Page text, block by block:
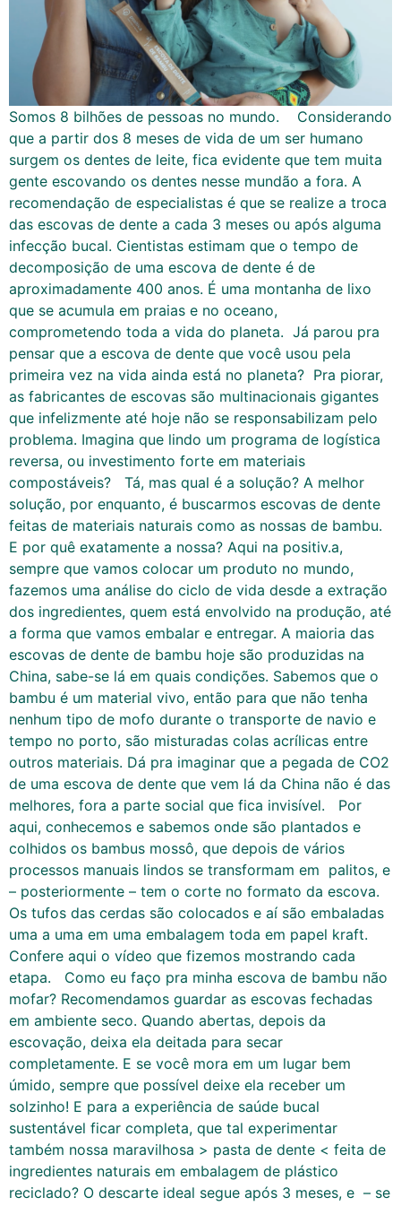
Somos 8 bilhões de pessoas no mundo. Considerando
que a partir dos 8 meses de vida de um ser humano
surgem os dentes de leite, fica evidente que tem muita
gente escovando os dentes nesse mundão a fora. A
recomendação de especialistas é que se realize a troca
das escovas de dente a cada 3 meses ou após alguma
infecção bucal. Cientistas estimam que o tempo de
decomposição de uma escova de dente é de
aproximadamente 400 anos. É uma montanha de lixo
que se acumula em praias e no oceano,
comprometendo toda a vida do planeta. Já parou pra
pensar que a escova de dente que você usou pela
primeira vez na vida ainda está no planeta? Pra piorar,
as fabricantes de escovas são multinacionais gigantes
que infelizmente até hoje não se responsabilizam pelo
problema. Imagina que lindo um programa de logística
reversa, ou investimento forte em materiais
compostáveis? Tá, mas qual é a solução? A melhor
solução, por enquanto, é buscarmos escovas de dente
feitas de materiais naturais como as nossas de bambu.
E por quê exatamente a nossa? Aqui na positiv.a,
sempre que vamos colocar um produto no mundo,
fazemos uma análise do ciclo de vida desde a extração
dos ingredientes, quem está envolvido na produção, até
a forma que vamos embalar e entregar. A maioria das
escovas de dente de bambu hoje são produzidas na
China, sabe-se lá em quais condições. Sabemos que o
bambu é um material vivo, então para que não tenha
nenhum tipo de mofo durante o transporte de navio e
tempo no porto, são misturadas colas acrílicas entre
outros materiais. Dá pra imaginar que a pegada de CO2
de uma escova de dente que vem lá da China não é das
melhores, fora a parte social que fica invisível. Por
aqui, conhecemos e sabemos onde são plantados e
colhidos os bambus mossô, que depois de vários
processos manuais lindos se transformam em palitos, e
– posteriormente – tem o corte no formato da escova.
Os tufos das cerdas são colocados e aí são embaladas
uma a uma em uma embalagem toda em papel kraft.
Confere aqui o vídeo que fizemos mostrando cada
etapa. Como eu faço pra minha escova de bambu não
mofar? Recomendamos guardar as escovas fechadas
em ambiente seco. Quando abertas, depois da
escovação, deixa ela deitada para secar
completamente. E se você mora em um lugar bem
úmido, sempre que possível deixe ela receber um
solzinho! E para a experiência de saúde bucal
sustentável ficar completa, que tal experimentar
também nossa maravilhosa > pasta de dente < feita de
ingredientes naturais em embalagem de plástico
reciclado? O descarte ideal segue após 3 meses, e – se